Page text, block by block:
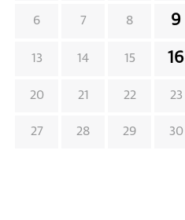
6 7 8 9
13 14 15 16
20 21 22 23
27 28 29 30